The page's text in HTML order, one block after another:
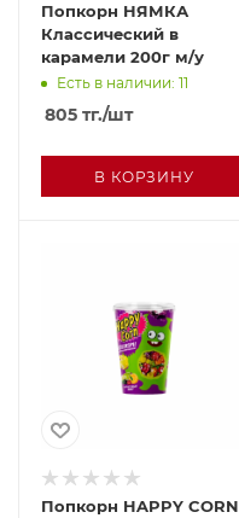
Попкорн НЯМКА
Классический в
карамели 200г м/у
Есть в наличии: 11
805 тг./шт
В КОРЗИНУ
Попкорн HAPPY CORN